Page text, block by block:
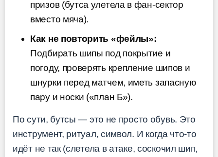
призов (бутса улетела в фан-сектор
вместо мяча).
Как не повторить «фейлы»:
Подбирать шипы под покрытие и
погоду, проверять крепление шипов и
шнурки перед матчем, иметь запасную
пару и носки («план Б»).
По сути, бутсы — это не просто обувь. Это
инструмент, ритуал, символ. И когда что-то
идёт не так (слетела в атаке, соскочил шип,